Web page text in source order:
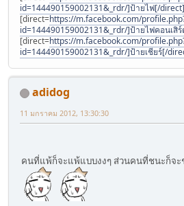
id=144490159002131&_rdr/]ป้ายไฟ[/direct]
[direct=https://m.facebook.com/
id=144490159002131&_rdr/]ป้ายไฟคอนเสิ
[direct=https://m.facebook.com/
id=144490159002131&_rdr/]ป้ายเชียร์[/
adidog
11 มกราคม 2012, 13:30:30
คนที่แพ้ก็จะแพ้แบบงงๆ ส่วนคนที่ชนะก็จะ